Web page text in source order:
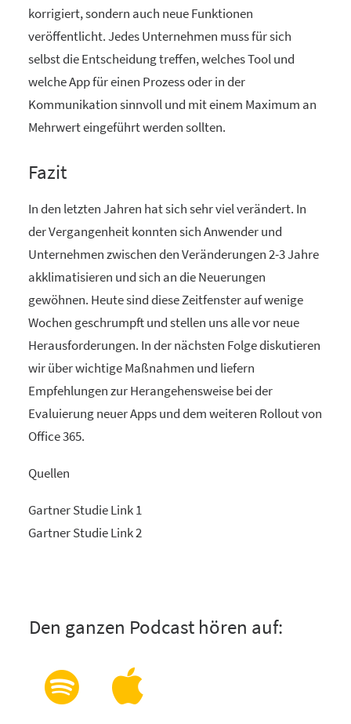
korrigiert, sondern auch neue Funktionen
veröffentlicht. Jedes Unternehmen muss für sich
selbst die Entscheidung treffen, welches Tool und
welche App für einen Prozess oder in der
Kommunikation sinnvoll und mit einem Maximum an
Mehrwert eingeführt werden sollten.
Fazit
In den letzten Jahren hat sich sehr viel verändert. In
der Vergangenheit konnten sich Anwender und
Unternehmen zwischen den Veränderungen 2-3 Jahre
akklimatisieren und sich an die Neuerungen
gewöhnen. Heute sind diese Zeitfenster auf wenige
Wochen geschrumpft und stellen uns alle vor neue
Herausforderungen. In der nächsten Folge diskutieren
wir über wichtige Maßnahmen und liefern
Empfehlungen zur Herangehensweise bei der
Evaluierung neuer Apps und dem weiteren Rollout von
Office 365.
Quellen
Gartner Studie Link 1
Gartner Studie Link 2
Den ganzen Podcast hören auf: